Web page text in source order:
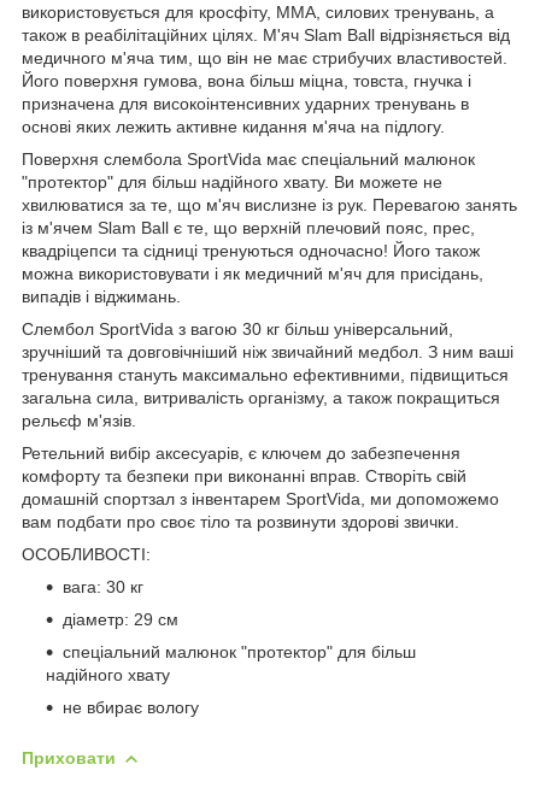
використовується для кросфіту, ММА, силових тренувань, а
також в реабілітаційних цілях. М'яч Slam Ball відрізняється від
медичного м'яча тим, що він не має стрибучих властивостей.
Його поверхня гумова, вона більш міцна, товста, гнучка і
призначена для високоінтенсивних ударних тренувань в
основі яких лежить активне кидання м'яча на підлогу.
Поверхня слембола SportVida має спеціальний малюнок
"протектор" для більш надійного хвату. Ви можете не
хвилюватися за те, що м'яч вислизне із рук. Перевагою занять
із м'ячем Slam Ball є те, що верхній плечовий пояс, прес,
квадріцепси та сідниці тренуються одночасно! Його також
можна використовувати і як медичний м'яч для присідань,
випадів і віджимань.
Слембол SportVida з вагою 30 кг більш універсальний,
зручніший та довговічніший ніж звичайний медбол. З ним ваші
тренування стануть максимально ефективними, підвищиться
загальна сила, витривалість організму, а також покращиться
рельєф м'язів.
Ретельний вибір аксесуарів, є ключем до забезпечення
комфорту та безпеки при виконанні вправ. Створіть свій
домашній спортзал з інвентарем SportVida , ми допоможемо
вам подбати про своє тіло та розвинути здорові звички.
ОСОБЛИВОСТІ:
вага: 30 кг
діаметр: 29 см
спеціальний малюнок "протектор" для більш
надійного хвату
не вбирає вологу
Приховати